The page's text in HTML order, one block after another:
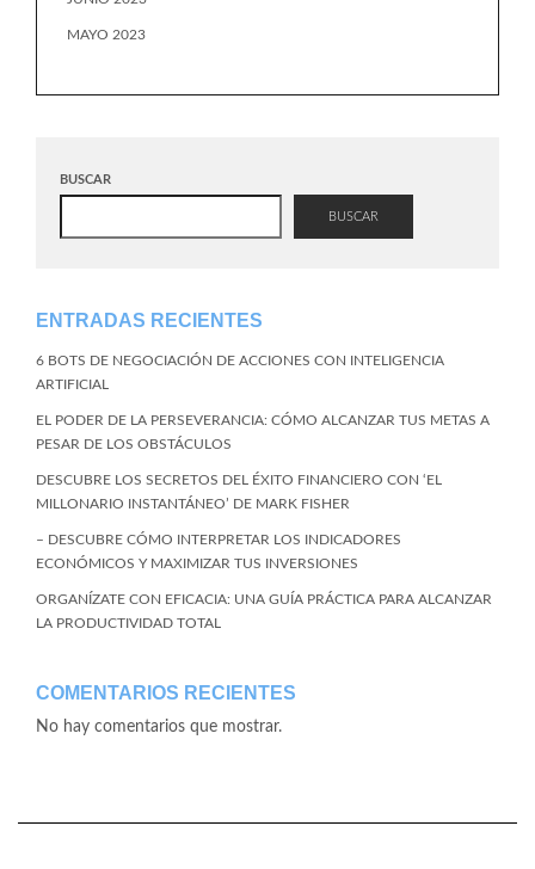
MAYO 2023
BUSCAR
BUSCAR
ENTRADAS RECIENTES
6 BOTS DE NEGOCIACIÓN DE ACCIONES CON INTELIGENCIA
ARTIFICIAL
EL PODER DE LA PERSEVERANCIA: CÓMO ALCANZAR TUS METAS A
PESAR DE LOS OBSTÁCULOS
DESCUBRE LOS SECRETOS DEL ÉXITO FINANCIERO CON ‘EL
MILLONARIO INSTANTÁNEO’ DE MARK FISHER
– DESCUBRE CÓMO INTERPRETAR LOS INDICADORES
ECONÓMICOS Y MAXIMIZAR TUS INVERSIONES
ORGANÍZATE CON EFICACIA: UNA GUÍA PRÁCTICA PARA ALCANZAR
LA PRODUCTIVIDAD TOTAL
COMENTARIOS RECIENTES
No hay comentarios que mostrar.